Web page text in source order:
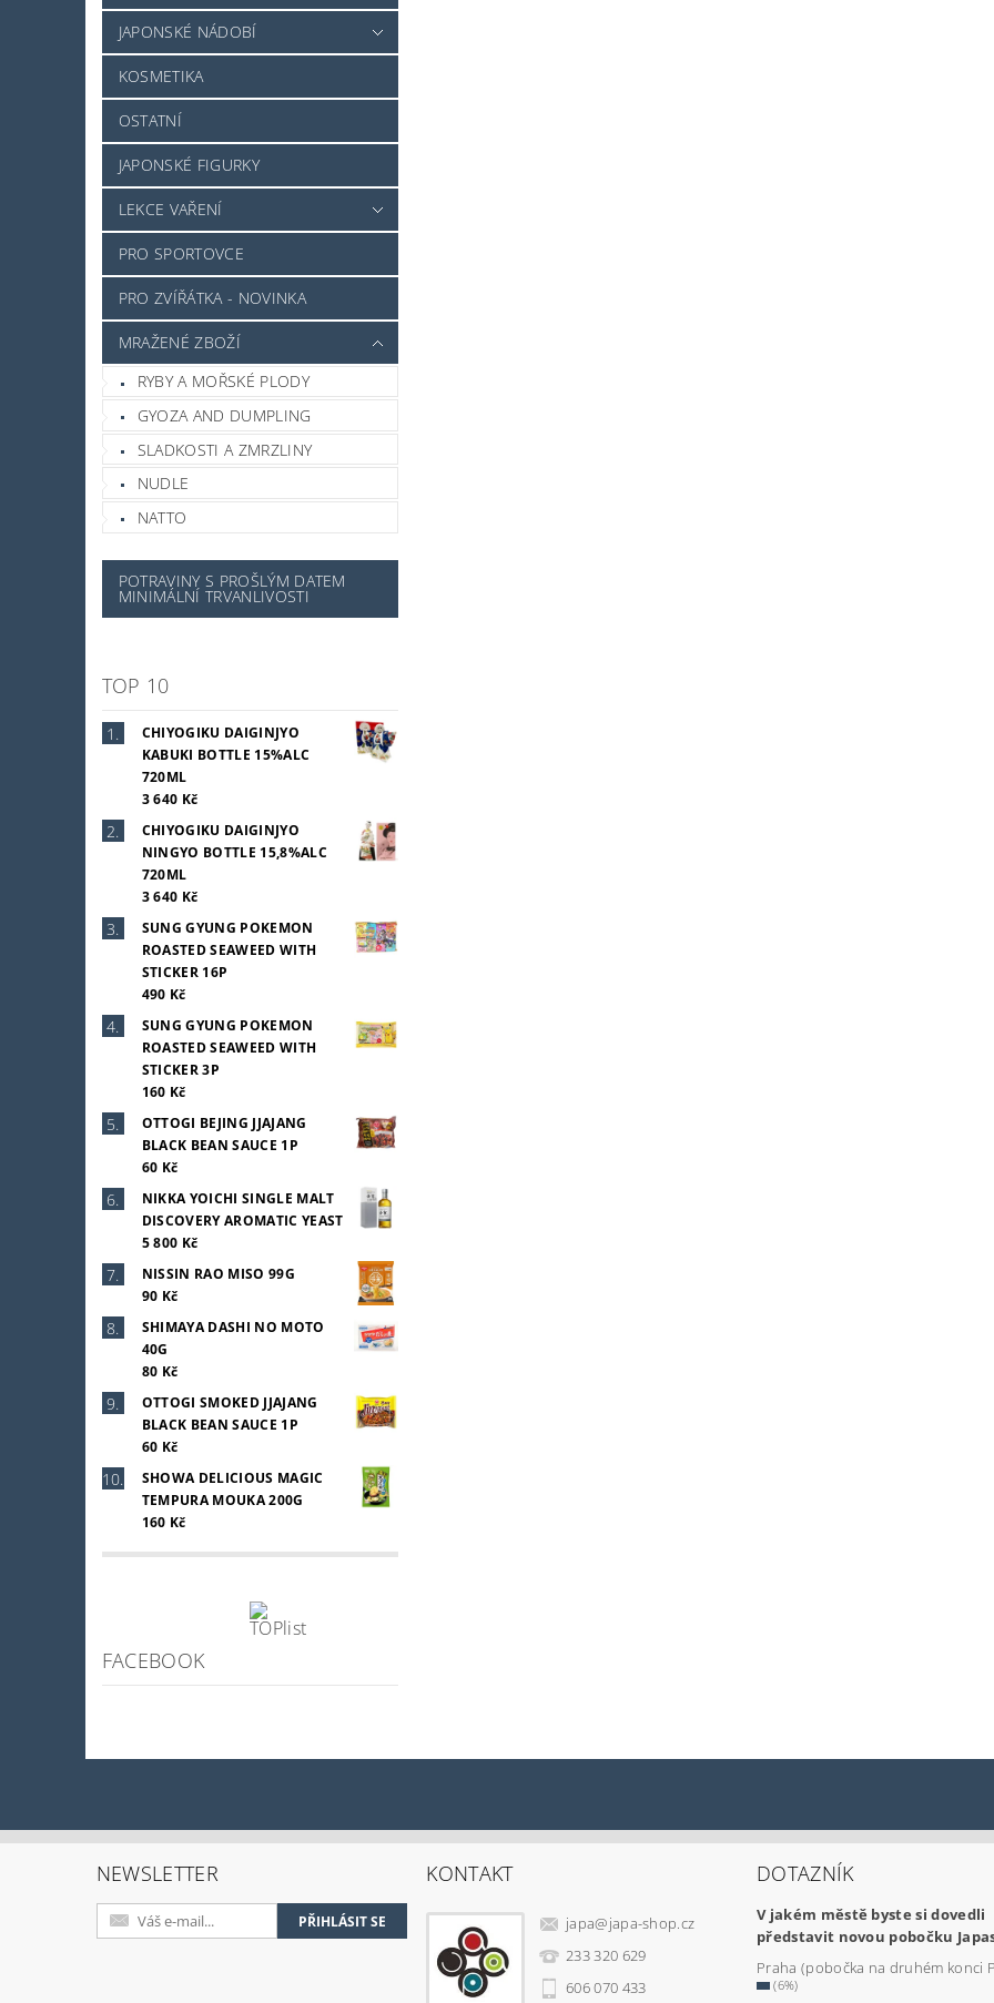
JAPONSKÉ NÁDOBÍ
KOSMETIKA
OSTATNÍ
JAPONSKÉ FIGURKY
LEKCE VAŘENÍ
PRO SPORTOVCE
PRO ZVÍŘÁTKA - NOVINKA
MRAŽENÉ ZBOŽÍ
RYBY A MOŘSKÉ PLODY
GYOZA AND DUMPLING
SLADKOSTI A ZMRZLINY
NUDLE
NATTO
POTRAVINY S PROŠLÝM DATEM
MINIMÁLNÍ TRVANLIVOSTI
TOP 10
CHIYOGIKU DAIGINJYO
KABUKI BOTTLE 15%ALC
720ML
3 640 Kč
CHIYOGIKU DAIGINJYO
NINGYO BOTTLE 15,8%ALC
720ML
3 640 Kč
SUNG GYUNG POKEMON
ROASTED SEAWEED WITH
STICKER 16P
490 Kč
SUNG GYUNG POKEMON
ROASTED SEAWEED WITH
STICKER 3P
160 Kč
OTTOGI BEJING JJAJANG
BLACK BEAN SAUCE 1P
60 Kč
NIKKA YOICHI SINGLE MALT
DISCOVERY AROMATIC YEAST
5 800 Kč
NISSIN RAO MISO 99G
90 Kč
SHIMAYA DASHI NO MOTO
40G
80 Kč
OTTOGI SMOKED JJAJANG
BLACK BEAN SAUCE 1P
60 Kč
SHOWA DELICIOUS MAGIC
TEMPURA MOUKA 200G
160 Kč
FACEBOOK
NEWSLETTER KONTAKT
japa@japa-shop.cz
233 320 629
606 070 433
DOTAZNÍK
V jakém městě byste si dovedli
představit novou pobočku
Praha (pobočka na druhém konci
(6%)